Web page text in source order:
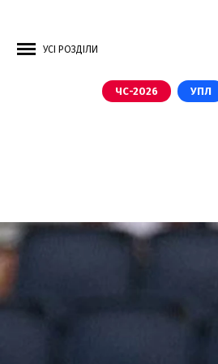
УСІ РОЗДІЛИ
ЧС-2026 УПЛ